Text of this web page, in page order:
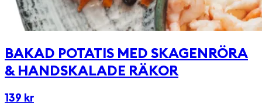
BAKAD POTATIS MED SKAGENRÖRA
& HANDSKALADE RÄKOR
139 kr